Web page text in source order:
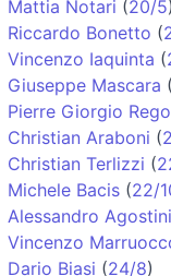
Mattia Notari (20/5)
Riccardo Bonetto (
Vincenzo Iaquinta (
Giuseppe Mascara (
Pierre Giorgio
Christian Araboni (
Christian Terlizzi (
Michele Bacis (22/
Alessandro Agostini
Vincenzo
Dario Biasi (24/8)